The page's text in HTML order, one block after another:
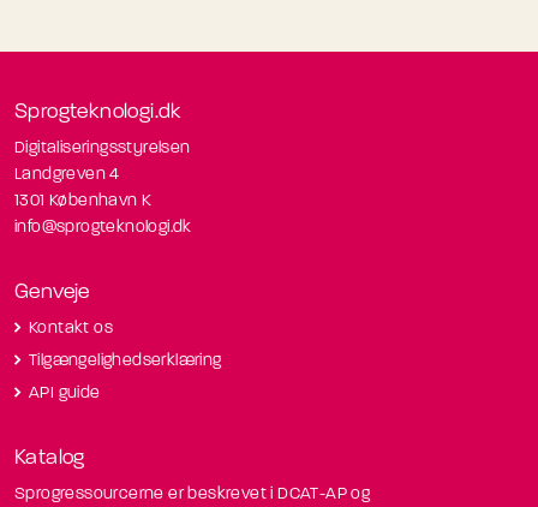
Sprogteknologi.dk
Digitaliseringsstyrelsen
Landgreven 4
1301 København K
info@sprogteknologi.dk
Genveje
Kontakt os
Tilgængelighedserklæring
API guide
Katalog
Sprogressourcerne er beskrevet i DCAT-AP og